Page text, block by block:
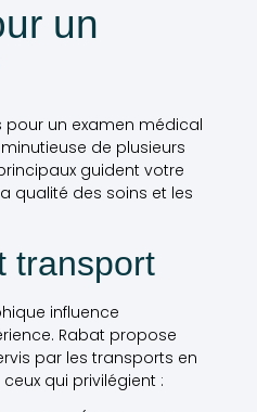
un
pour un examen médical
de plusieurs
guident votre
qualité des soins et les
transport
influence
Rabat propose
par les transports en
qui privilégient :